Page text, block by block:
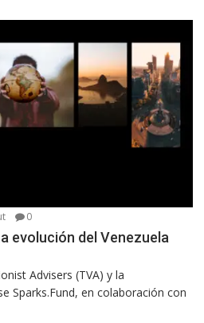
0
evolución del Venezuela
Advisers (TVA) y la
Sparks.Fund, en colaboración con